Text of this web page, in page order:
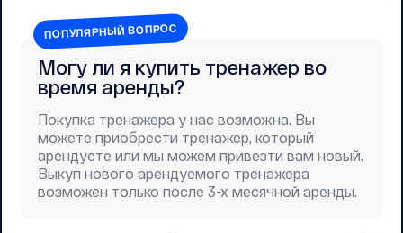
ПОПУЛЯРНЫЙ ВОПРОС
Могу ли я купить тренажер во
время аренды?
Покупка тренажера у нас возможна. Вы
можете приобрести тренажер, который
арендуете или мы можем привезти вам новый.
Выкуп нового арендуемого тренажера
возможен только после 3-х месячной аренды.